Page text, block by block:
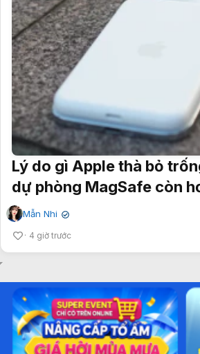
Lý do gì Apple thà bỏ
dự phòng MagSafe còn
Mẫn Nhi ✔
4 giờ trước